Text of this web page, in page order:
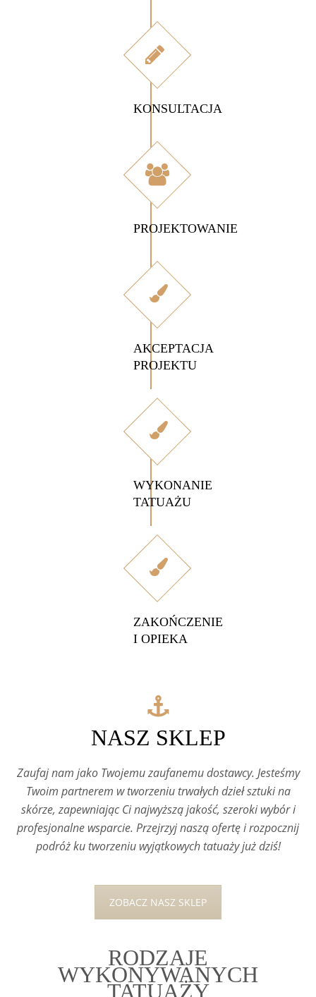
KONSULTACJA
PROJEKTOWANIE
AKCEPTACJA
PROJEKTU
WYKONANIE
TATUAŻU
ZAKOŃCZENIE
I OPIEKA
NASZ SKLEP
Zaufaj nam jako Twojemu zaufanemu dostawcy. Jesteśmy
Twoim partnerem w tworzeniu trwałych dzieł sztuki na
skórze, zapewniając Ci najwyższą jakość, szeroki wybór i
profesjonalne wsparcie. Przejrzyj naszą ofertę i rozpocznij
podróż ku tworzeniu wyjątkowych tatuaży już dziś!
ZOBACZ NASZ SKLEP
RODZAJE
WYKONYWANYCH
TATUAŻY